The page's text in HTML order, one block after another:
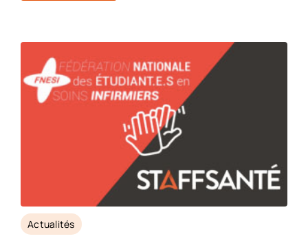
Actualités